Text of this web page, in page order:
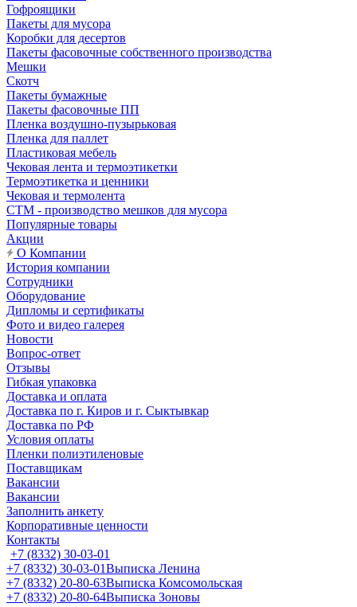
Гофроящики
Пакеты для мусора
Коробки для десертов
Пакеты фасовочные собственного производства
Мешки
Скотч
Пакеты бумажные
Пакеты фасовочные ПП
Пленка воздушно-пузырьковая
Пленка для паллет
Пластиковая мебель
Чековая лента и термоэтикетки
Термоэтикетка и ценники
Чековая и термолента
СТМ - производство мешков для мусора
Популярные товары
Акции
О Компании
История компании
Сотрудники
Оборудование
Дипломы и сертификаты
Фото и видео галерея
Новости
Вопрос-ответ
Отзывы
Гибкая упаковка
Доставка и оплата
Доставка по г. Киров и г. Сыктывкар
Доставка по РФ
Условия оплаты
Пленки полиэтиленовые
Поставщикам
Вакансии
Вакансии
Заполнить анкету
Корпоративные ценности
Контакты
+7 (8332) 30-03-01
+7 (8332) 30-03-01Выписка Ленина
+7 (8332) 20-80-63Выписка Комсомольская
+7 (8332) 20-80-64Выписка Зоновы